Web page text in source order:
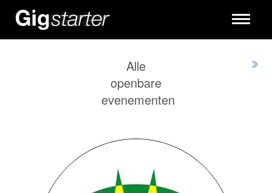
Toggle
Alle
openbare
evenementen